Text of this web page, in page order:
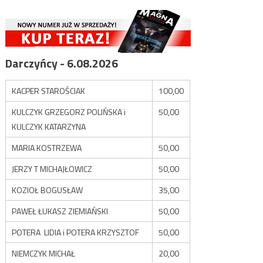
Darczyńcy - 6.08.2026
KACPER STAROŚCIAK
100,00
KULCZYK GRZEGORZ POLIŃSKA i
KULCZYK KATARZYNA
50,00
MARIA KOSTRZEWA
50,00
JERZY T MICHAJŁOWICZ
50,00
KOZIOŁ BOGUSŁAW
35,00
PAWEŁ ŁUKASZ ZIEMIAŃSKI
50,00
POTERA LIDIA i POTERA KRZYSZTOF
50,00
NIEMCZYK MICHAŁ
20,00